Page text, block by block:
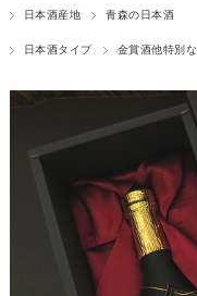
日本酒産地 青森の日本酒
日本酒タイプ 金賞酒他特別